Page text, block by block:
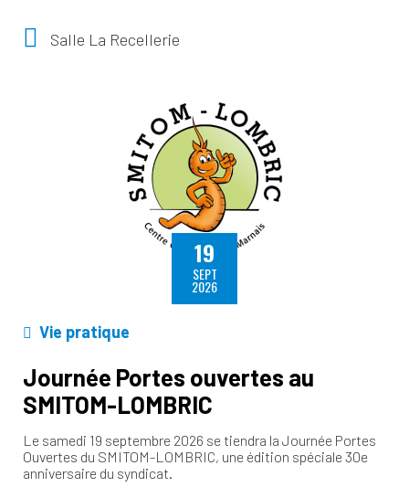
Salle La Recellerie
19
SEPT
2026
Vie pratique
Journée Portes ouvertes au
SMITOM-LOMBRIC
Le samedi 19 septembre 2026 se tiendra la Journée Portes
Ouvertes du SMITOM-LOMBRIC, une édition spéciale 30e
anniversaire du syndicat.